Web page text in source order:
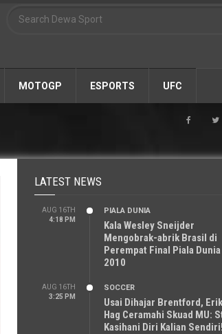
MOTOGP ESPORTS UFC
LATEST NEWS
AUG 16TH
4:18 PM
PIALA DUNIA
Kala Wesley Sneijder
Mengobrak-abrik Brasil di
Perempat Final Piala Dunia
2010
AUG 16TH
3:25 PM
SOCCER
Usai Dihajar Brentford,
Hag Ceramahi Skuad MU:
Kasihani Diri Kalian Sendiri!